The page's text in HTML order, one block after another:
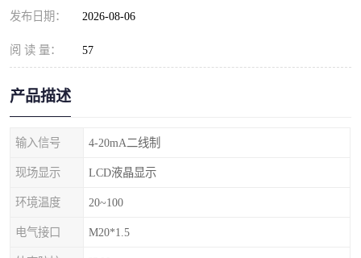
发布日期： 2026-08-06
阅 读 量： 57
产品描述
输入信号 4-20mA二线制
现场显示 LCD液晶显示
环境温度 20~100
电气接口 M20*1.5